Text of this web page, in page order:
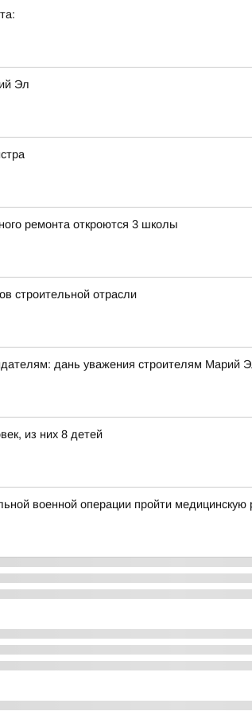
Эл
ремонта откроются 3 школы
строительной отрасли
дань уважения строителям Марий
из них 8 детей
военной операции пройти медицинскую